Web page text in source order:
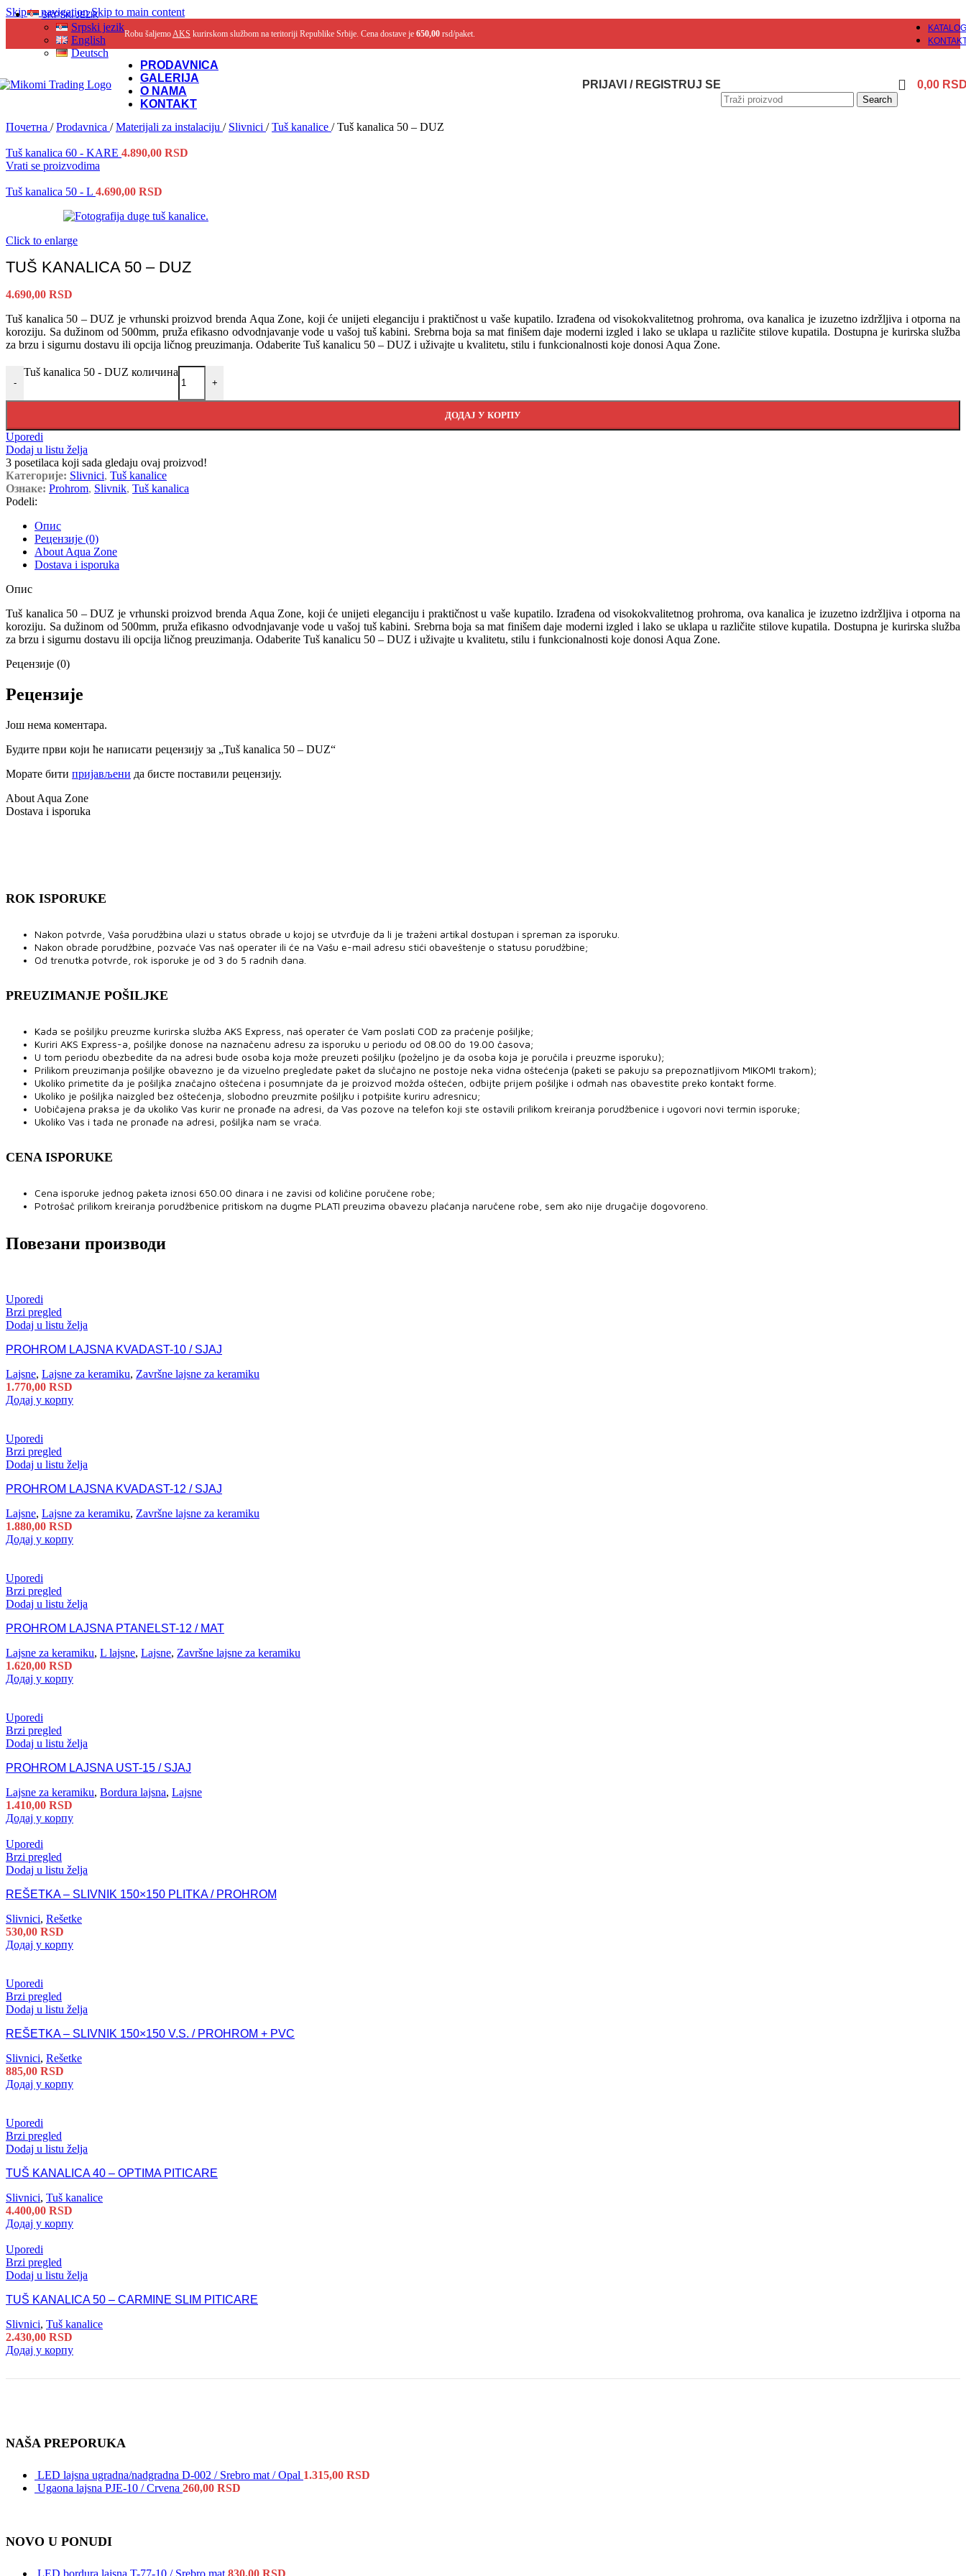
Skip to navigationSkip to main content
SRPSKI JEZIK
Srpski jezik
English
Deutsch
Robu šaljemoAKS kurirskom službom na teritoriji Republike Srbije. Cena dostave je 650,00rsd/paket.
KATALOG
PRODAVNICA
GALERIJA
O NAMA
KONTAKT
PRIJAVI / REGISTRUJ SE
Search
0,00
Почетна / Prodavnica / Materijali za instalaciju / Slivnici / Tuš kanalice / Tuš kanalica 50 – DUZ
Tuš kanalica 60 - KARE 4.890,00 RSD
Vrati se proizvodima
Tuš kanalica 50 - L 4.690,00 RSD
Click to enlarge
TUŠ KANALICA 50 – DUZ
4.690,00 RSD
Tuš kanalica 50 – DUZ je vrhunski proizvod brenda Aqua Zone, koji će unijeti eleganciju i praktičnost u vaše kupatilo. Izrađena od visokokvalitetnog prohroma, ova kanalica je izuzetno izdržljiva i otporna na
koroziju. Sa dužinom od 500mm, pruža efikasno odvodnjavanje vode u vašoj tuš kabini. Srebrna boja sa mat finišem daje moderni izgled i lako se uklapa u različite stilove kupatila. Dostupna je kurirska služba
za brzu i sigurnu dostavu ili opcija ličnog preuzimanja. Odaberite Tuš kanalicu 50 – DUZ i uživajte u kvalitetu, stilu i funkcionalnosti koje donosi Aqua Zone.
-
Tuš kanalica 50 - DUZ количина
+
ДОДАЈ У КОРПУ
Uporedi
Dodaj u listu želja
3 posetilaca koji sada gledaju ovaj proizvod!
Категорије: Slivnici, Tuš kanalice
Ознаке: Prohrom, Slivnik, Tuš kanalica
Podeli:
Опис
Рецензије (0)
About Aqua Zone
Dostava i isporuka
Опис
Tuš kanalica 50 – DUZ je vrhunski proizvod brenda Aqua Zone, koji će unijeti eleganciju i praktičnost u vaše kupatilo. Izrađena od visokokvalitetnog prohroma, ova kanalica je izuzetno izdržljiva i otporna na
koroziju. Sa dužinom od 500mm, pruža efikasno odvodnjavanje vode u vašoj tuš kabini. Srebrna boja sa mat finišem daje moderni izgled i lako se uklapa u različite stilove kupatila. Dostupna je kurirska služba
za brzu i sigurnu dostavu ili opcija ličnog preuzimanja. Odaberite Tuš kanalicu 50 – DUZ i uživajte u kvalitetu, stilu i funkcionalnosti koje donosi Aqua Zone.
Рецензије (0)
Рецензије
Још нема коментара.
Будите први који ће написати рецензију за „Tuš kanalica 50 – DUZ“
Морате бити пријављени да бисте поставили рецензију.
About Aqua Zone
Dostava i isporuka
ROK ISPORUKE
Nakon potvrde, Vaša porudžbina ulazi u status obrade u kojoj se utvrđuje da li je traženi artikal dostupan i spreman za isporuku.
Nakon obrade porudžbine, pozvaće Vas naš operater ili će na Vašu e-mail adresu stići obaveštenje o statusu porudžbine;
Od trenutka potvrde, rok isporuke je od 3 do 5 radnih dana.
PREUZIMANJE POŠILJKE
Kada se pošiljku preuzme kurirska služba AKS Express, naš operater će Vam poslati COD za praćenje pošiljke;
Kuriri AKS Express-a, pošiljke donose na naznačenu adresu za isporuku u periodu od 08.00 do 19.00 časova;
U tom periodu obezbedite da na adresi bude osoba koja može preuzeti pošiljku (poželjno je da osoba koja je poručila i preuzme isporuku);
Prilikom preuzimanja pošiljke obavezno je da vizuelno pregledate paket da slučajno ne postoje neka vidna oštećenja (paketi se pakuju sa prepoznatljivom MIKOMI trakom);
Ukoliko primetite da je pošiljka značajno oštećena i posumnjate da je proizvod možda oštećen, odbijte prijem pošiljke i odmah nas obavestite preko kontakt forme.
Ukoliko je pošiljka naizgled bez oštećenja, slobodno preuzmite pošiljku i potpišite kuriru adresnicu;
Uobičajena praksa je da ukoliko Vas kurir ne pronađe na adresi, da Vas pozove na telefon koji ste ostavili prilikom kreiranja porudžbenice i ugovori novi termin isporuke;
Ukoliko Vas i tada ne pronađe na adresi, pošiljka nam se vraća.
CENA ISPORUKE
Cena isporuke jednog paketa iznosi 650.00 dinara i ne zavisi od količine poručene robe;
Potrošač prilikom kreiranja porudžbenice pritiskom na dugme PLATI preuzima obavezu plaćanja naručene robe, sem ako nije drugačije dogovoreno.
Повезани производи
Uporedi
Brzi pregled
Dodaj u listu želja
PROHROM LAJSNA KVADAST-10 / SJAJ
Lajsne, Lajsne za keramiku, Završne lajsne za keramiku
1.770,00 RSD
Додај у корпу
Uporedi
Brzi pregled
Dodaj u listu želja
PROHROM LAJSNA KVADAST-12 / SJAJ
Lajsne, Lajsne za keramiku, Završne lajsne za keramiku
1.880,00 RSD
Додај у корпу
Uporedi
Brzi pregled
Dodaj u listu želja
PROHROM LAJSNA PTANELST-12 / MAT
Lajsne za keramiku, L lajsne, Lajsne, Završne lajsne za keramiku
1.620,00 RSD
Додај у корпу
Uporedi
Brzi pregled
Dodaj u listu želja
PROHROM LAJSNA UST-15 / SJAJ
Lajsne za keramiku, Bordura lajsna, Lajsne
1.410,00 RSD
Додај у корпу
Uporedi
Brzi pregled
Dodaj u listu želja
REŠETKA – SLIVNIK 150×150 PLITKA / PROHROM
Slivnici, Rešetke
530,00 RSD
Додај у корпу
Uporedi
Brzi pregled
Dodaj u listu želja
REŠETKA – SLIVNIK 150×150 V.S. / PROHROM + PVC
Slivnici, Rešetke
885,00 RSD
Додај у корпу
Uporedi
Brzi pregled
Dodaj u listu želja
TUŠ KANALICA 40 – OPTIMA PITICARE
Slivnici, Tuš kanalice
4.400,00 RSD
Додај у корпу
Uporedi
Brzi pregled
Dodaj u listu želja
TUŠ KANALICA 50 – CARMINE SLIM PITICARE
Slivnici, Tuš kanalice
2.430,00 RSD
Додај у корпу
NAŠA PREPORUKA
LED lajsna ugradna/nadgradna D-002 / Srebro mat / Opal 1.315,00 RSD
Ugaona lajsna PJE-10 / Crvena 260,00 RSD
NOVO U PONUDI